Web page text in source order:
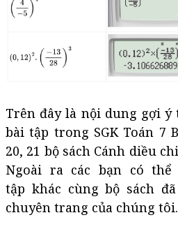
Trên đây là nội dung gợi ý
bài tập trong SGK Toán 7
20, 21 bộ sách Cánh diều
Ngoài ra các bạn có
tập khác cùng bộ sách
chuyên trang của chúng tôi.